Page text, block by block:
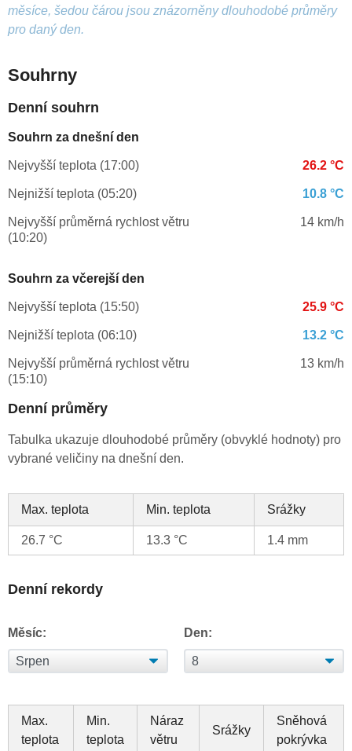
měsíce, šedou čárou jsou znázorněny dlouhodobé průměry
pro daný den.
Souhrny
Denní souhrn
Souhrn za dnešní den
Nejvyšší teplota (17:00) 26.2 °C
Nejnižší teplota (05:20) 10.8 °C
Nejvyšší průměrná rychlost větru
(10:20)
14 km/h
Souhrn za včerejší den
Nejvyšší teplota (15:50) 25.9 °C
Nejnižší teplota (06:10) 13.2 °C
Nejvyšší průměrná rychlost větru
(15:10)
13 km/h
Denní průměry
Tabulka ukazuje dlouhodobé průměry (obvyklé hodnoty) pro
vybrané veličiny na dnešní den.
Max. teplota Min. teplota Srážky
26.7 °C 13.3 °C 1.4 mm
Denní rekordy
Měsíc: Den:
Max.
teplota
Min.
teplota
Náraz
větru
Srážky
Sněhová
pokrývka